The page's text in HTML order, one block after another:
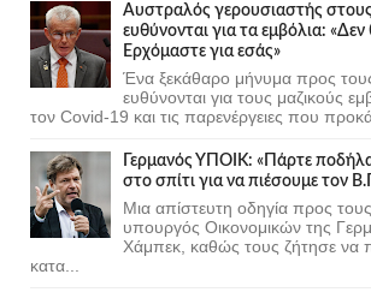
Αυστραλός γερουσιαστής
ευθύνονται για τα εμβόλια:
Ερχόμαστε για εσάς»
Ένα ξεκάθαρο μήνυμα προς
ευθύνονται για τους μαζικούς
τον Covid-19 και τις παρενέργειες που
Γερμανός ΥΠΟΙΚ: «Πάρτε
στο σπίτι για να πιέσουμε τον
Μια απίστευτη οδηγία προς
υπουργός Οικονομικών της
Χάμπεκ, καθώς τους ζήτησε να
κατα...